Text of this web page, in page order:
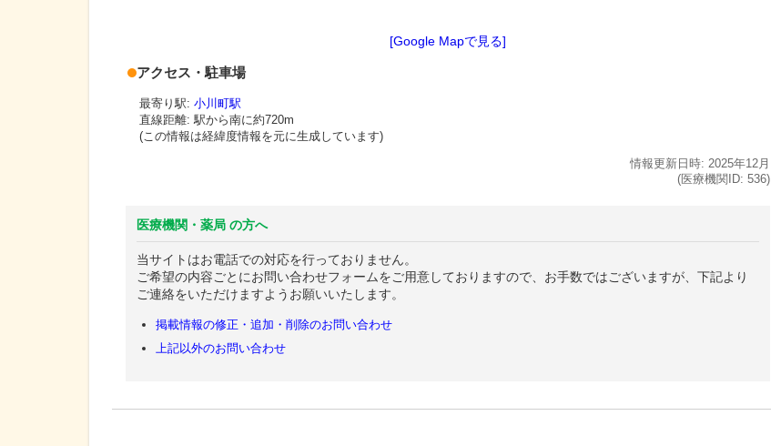
[Google Mapで見る]
アクセス・駐車場
最寄り駅: 小川町駅
直線距離: 駅から南に約720m
(この情報は経緯度情報を元に生成しています)
情報更新日時: 2025年12月
(医療機関ID: 536)
医療機関・薬局 の方へ
当サイトはお電話での対応を行っておりません。
ご希望の内容ごとにお問い合わせフォームをご用意しておりますので、お手数ではございますが、下記より
ご連絡をいただけますようお願いいたします。
掲載情報の修正・追加・削除のお問い合わせ
上記以外のお問い合わせ